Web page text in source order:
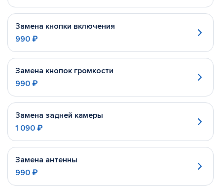
Замена кнопки включения
990 ₽
Замена кнопок громкости
990 ₽
Замена задней камеры
1 090 ₽
Замена антенны
990 ₽